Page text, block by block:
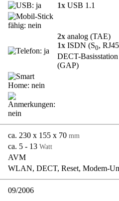
1x USB 1.1
2x analog (TAE)
1x ISDN (S0,
DECT-Basisstation
(GAP)
ca. 230 x 155 x 70 mm
ca. 5 - 13 Watt
AVM
WLAN, DECT, Reset, Modem-
09/2006